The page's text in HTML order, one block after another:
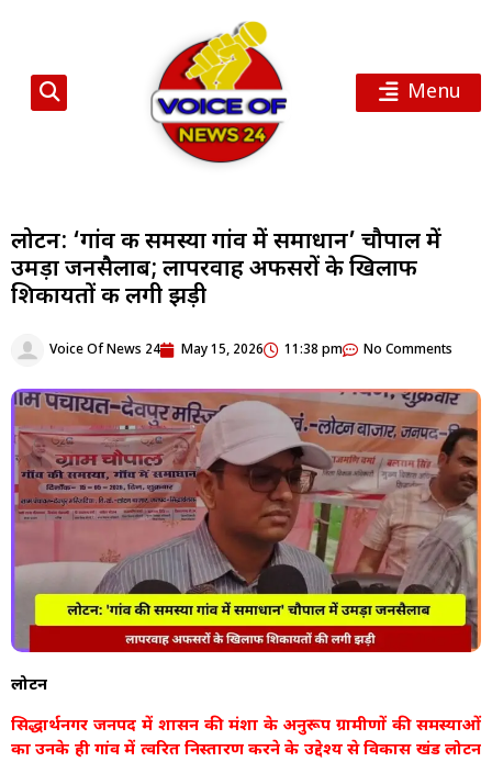
Menu
लोटन: ‘गांव की समस्या गांव में समाधान’ चौपाल में
उमड़ा जनसैलाब; लापरवाह अफसरों के खिलाफ
शिकायतों की लगी झड़ी
Voice Of News 24 May 15, 2026 11:38 pm No Comments
लोटन
सिद्धार्थनगर जनपद में शासन की मंशा के अनुरूप ग्रामीणों की समस्याओं
का उनके ही गांव में त्वरित निस्तारण करने के उद्देश्य से विकास खंड लोटन